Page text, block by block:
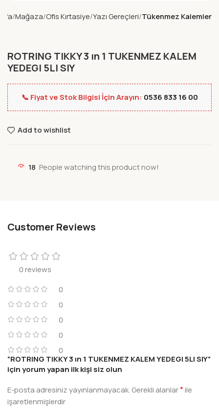
Mağaza Ofis Kırtasiye Yazı Gereçleri Tükenmez Kalemler
ROTRING TIKKY 3 ın 1 TUKENMEZ KALEM
YEDEGI 5LI SIY
📞 Fiyat ve Stok Bilgisi İçin Arayın: 0536 833 16 00
Add to wishlist
18 People watching this product now!
Customer Reviews
0 reviews
0
0
0
0
0
“ROTRING TIKKY 3 ın 1 TUKENMEZ KALEM YEDEGI 5LI SIY”
için yorum yapan ilk kişi siz olun
E-posta adresiniz yayınlanmayacak. Gerekli alanlar*ile
işaretlenmişlerdir